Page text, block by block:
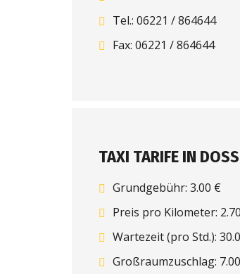
Tel.: 06221 / 864644
Fax: 06221 / 864644
TAXI TARIFE IN
Grundgebühr: 3.00 €
Preis pro Kilometer:
Wartezeit (pro Std.):
Großraumzuschlag: